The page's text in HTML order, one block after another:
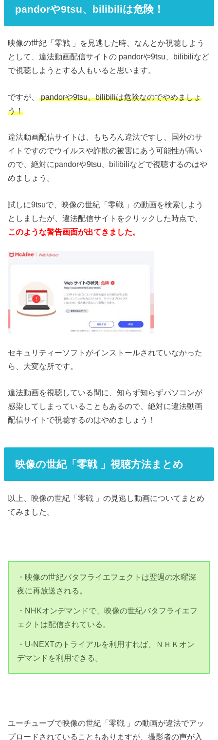
pandorや9tsu、bilibiliは危険！
映像の世紀「零戦 」を見逃した時、なんとか視聴しよう
として、違法動画配信サイトの pandorや9tsu、bilibiliなど
で視聴しようとする人もいると思います。
ですが、pandorや9tsu、bilibiliは危険なのでやめましょ
う！
違法動画配信サイトは、もちろん違法ですし、国外のサ
イトですのでウイルスや詐欺の被害にあう可能性が高い
ので、絶対にpandorや9tsu、bilibiliなどで視聴するのはや
めましょう。
試しに9tsuで、映像の世紀「零戦 」の動画を検索しよう
としましたが、違法配信サイトをクリックした時点で、
このような警告画面が出てきました。
セキュリティーソフトがインストールされていなかった
ら、大変な所です。
違法動画を視聴している間に、知らず知らずパソコンが
感染してしまっていることもあるので、絶対に違法動画
配信サイトで視聴するのはやめましょう！
映像の世紀「零戦 」視聴方法まとめ
以上、映像の世紀「零戦 」の見逃し動画についてまとめ
てみました。
・映像の世紀バタフライエフェクトは翌週の水曜深
夜に再放送される。
・NHKオンデマンドで、映像の世紀バタフライエフ
ェクトは配信されている。
・U-NEXTのトライアルを利用すれば、ＮＨＫオン
デマンドを利用できる。
ユーチューブで映像の世紀「零戦 」の動画が違法でアッ
プロードされていることもありますが、撮影者の声が入